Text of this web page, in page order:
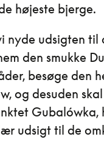
højeste bjerge.
nyde udsigten til
den smukke
besøge den
og desuden
Gubalówka,
udsigt til de